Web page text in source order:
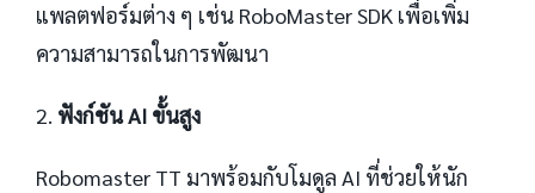
แพลตฟอร์มต่าง ๆ เช่น RoboMaster SDK เพื่อเพิ่ม
ความสามารถในการพัฒนา
2. ฟังก์ชัน AI ขั้นสูง
Robomaster TT มาพร้อมกับโมดูล AI ที่ช่วยให้นัก